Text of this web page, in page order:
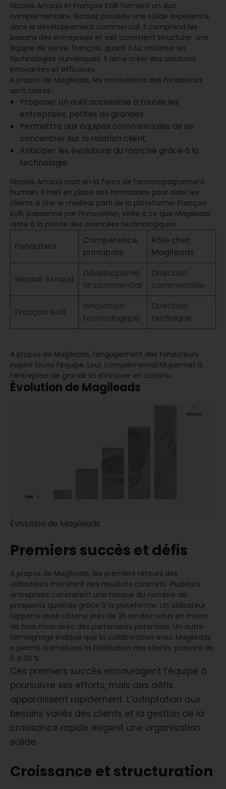
Nicolas Arnaud et François Kolli forment un duo
complémentaire. Nicolas possède une solide expérience
dans le développement commercial. Il comprend les
besoins des entreprises et sait comment structurer une
équipe de vente. François, quant à lui, maîtrise les
technologies numériques. Il aime créer des solutions
innovantes et efficaces.
A propos de Magileads, les motivations des fondateurs
sont claires :
Proposer un outil accessible à toutes les
entreprises, petites ou grandes.
Permettre aux équipes commerciales de se
concentrer sur la relation client.
Anticiper les évolutions du marché grâce à la
technologie.
Nicolas Arnaud croit en la force de l’accompagnement
humain. Il met en place des formations pour aider les
clients à tirer le meilleur parti de la plateforme. François
Kolli, passionné par l’innovation, veille à ce que Magileads
reste à la pointe des avancées technologiques.
Fondateur
Compétence
principale
Rôle chez
Magileads
Nicolas Arnaud
Développeme
nt commercial
Direction
commerciale
François Kolli
Innovation
technologique
Direction
technique
A propos de Magileads, l’engagement des fondateurs
inspire toute l’équipe. Leur complémentarité permet à
l’entreprise de grandir et d’innover en continu.
Évolution de Magileads
Évolution de Magileads
Premiers succès et défis
A propos de Magileads, les premiers retours des
utilisateurs montrent des résultats concrets. Plusieurs
entreprises constatent une hausse du nombre de
prospects qualifiés grâce à la plateforme. Un utilisateur
rapporte avoir obtenu près de 25 rendez-vous en moins
de trois mois avec des partenaires potentiels. Un autre
témoignage indique que la collaboration avec Magileads
a permis d’améliorer la fidélisation des clients, passant de
0 à 30 %.
Ces premiers succès encouragent l’équipe à
poursuivre ses efforts, mais des défis
apparaissent rapidement. L’adaptation aux
besoins variés des clients et la gestion de la
croissance rapide exigent une organisation
solide.
Croissance et structuration